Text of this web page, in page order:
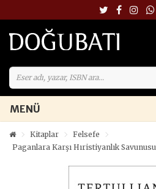
MENÜ
Kitaplar
Felsefe
Paganlara Karşı Hıristiyanlık Savunusu